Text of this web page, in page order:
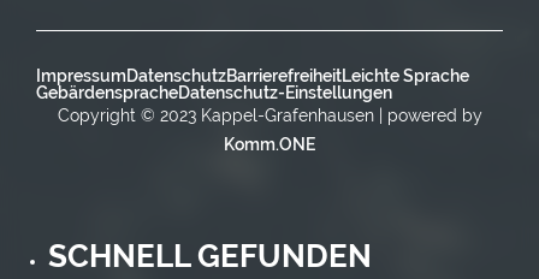
ImpressumDatenschutzBarrierefreiheitLeichte Sprache
GebärdenspracheDatenschutz-Einstellungen
Copyright © 2023 Kappel-Grafenhausen | powered by
Komm.ONE
SCHNELL GEFUNDEN